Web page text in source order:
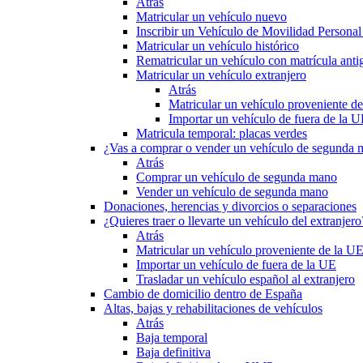
Matricular un vehículo nuevo
Inscribir un Vehículo de Movilidad
Matricular un vehículo histórico
Rematricular un vehículo con matrícula
Matricular un vehículo extranjero
Atrás
Matricular un vehículo proveniente
Importar un vehículo de fuera de la
Matricula temporal: placas verdes
¿Vas a comprar o vender un vehículo de segunda
Atrás
Comprar un vehículo de segunda mano
Vender un vehículo de segunda mano
Donaciones, herencias y divorcios o separaciones
¿Quieres traer o llevarte un vehículo del
Atrás
Matricular un vehículo proveniente de la UE
Importar un vehículo de fuera de la UE
Trasladar un vehículo español al extranjero
Cambio de domicilio dentro de España
Altas, bajas y rehabilitaciones de vehículos
Atrás
Baja temporal
Baja definitiva